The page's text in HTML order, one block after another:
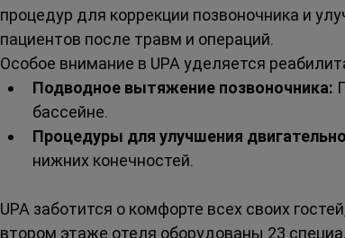
процедур для коррекции позвоночника и
пациентов после травм и операций.
Особое внимание в UPA уделяется
Подводное вытяжение позвоночника:
бассейне.
Процедуры для улучшения
нижних конечностей.
UPA заботится о комфорте всех своих
втором этаже отеля оборудованы 23